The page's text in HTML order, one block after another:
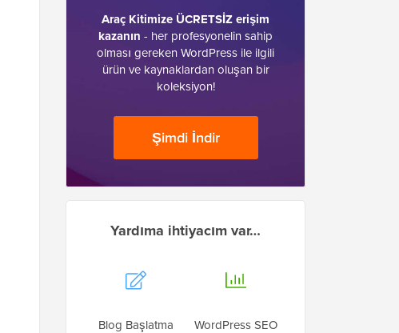
Araç Kitimize ÜCRETSİZ erişim
kazanın - her profesyonelin sahip
olması gereken WordPress ile ilgili
ürün ve kaynaklardan oluşan bir
koleksiyon!
Şimdi İndir
Yardıma ihtiyacım var…
Blog Başlatma WordPress SEO